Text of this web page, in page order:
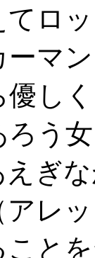
ロ
ーマ
し
ろう
ぎ
レ
と